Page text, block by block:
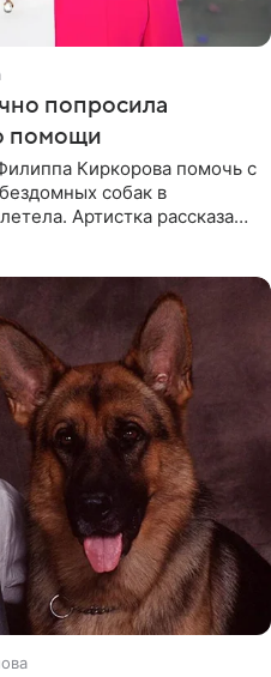
попросила
помощи
Киркорова помочь с
собак в
Артистка рассказала